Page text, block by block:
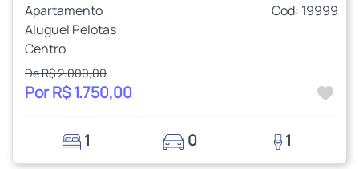
Apartamento
Cod: 19999
Aluguel Pelotas
Centro
De R$ 2.000,00
Por R$ 1.750,00
1 0 1